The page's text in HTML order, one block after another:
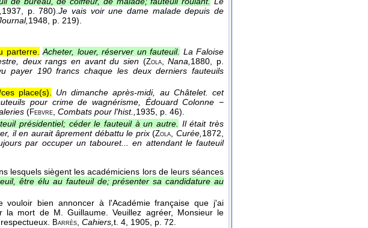
1937, p. 780).Je vais voir une dame malade depuis de
1948, p. 219).
parterre. Acheter, louer, réserver un fauteuil. La Faloise
deux rangs en avant du sien(Zola,Nana,1880, p.
payer 190 francs chaque les deux derniers fauteuils
place(s). Un dimanche après-midi, au Châtelet. cet
pour crime de wagnérisme, Édouard Colonne −
(Febvre, Combats pour l'hist.,1935, p. 46).
présidentiel; céder le fauteuil à un autre. Il était très
il en aurait âprement débattu le prix(Zola,Curée,1872,
par occuper un tabouret... en attendant le fauteuil
lesquels siègent les académiciens lors de leurs séances
être élu au fauteuil de; présenter sa candidature au
bien annoncer à l'Académie française que j'ai
mort de M. Guillaume. Veuillez agréer, Monsieur le
Barrès, Cahiers,t. 4, 1905, p. 72.